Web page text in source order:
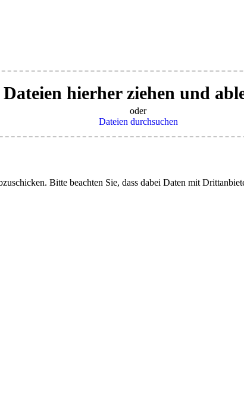
Dateien hierher ziehen und
oder
Dateien durchsuchen
Bitte beachten Sie, dass dabei Daten mit